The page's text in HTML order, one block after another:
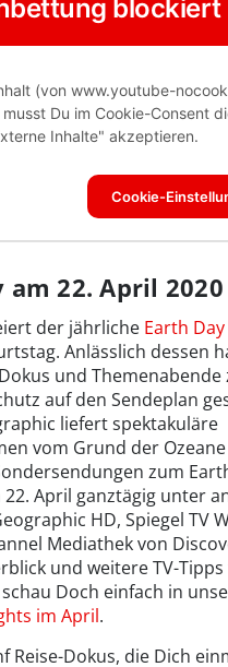
am 22. April 2020
der jährliche Earth Day
Anlässlich dessen
und Themenabende
auf den Sendeplan
liefert spektakuläre
vom Grund der
zum
April ganztägig unter
HD, Spiegel TV
Mediathek von
und weitere TV-
Doch einfach in
im April.
Reise-Dokus, die Dich